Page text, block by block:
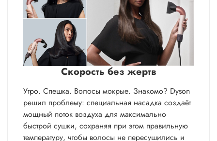
Скорость без жертв
Утро. Спешка. Волосы мокрые. Знакомо? Dyson
решил проблему: специальная насадка создаёт
мощный поток воздуха для максимально
быстрой сушки, сохраняя при этом правильную
температуру, чтобы волосы не пересушились и